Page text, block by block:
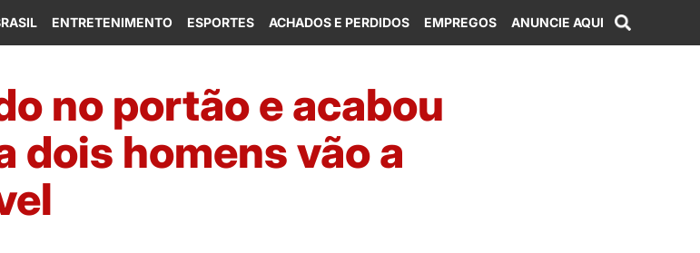
ENTRETENIMENTO ESPORTES ACHADOS E PERDIDOS EMPREGOS ANUNCIE AQUI
no portão e acabou
dois homens vão a